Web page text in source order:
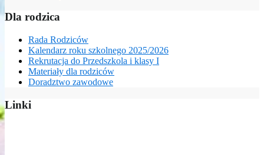
Dla rodzica
Rada Rodziców
Kalendarz roku szkolnego 2025/2026
Rekrutacja do Przedszkola i klasy I
Materiały dla rodziców
Doradztwo zawodowe
Linki